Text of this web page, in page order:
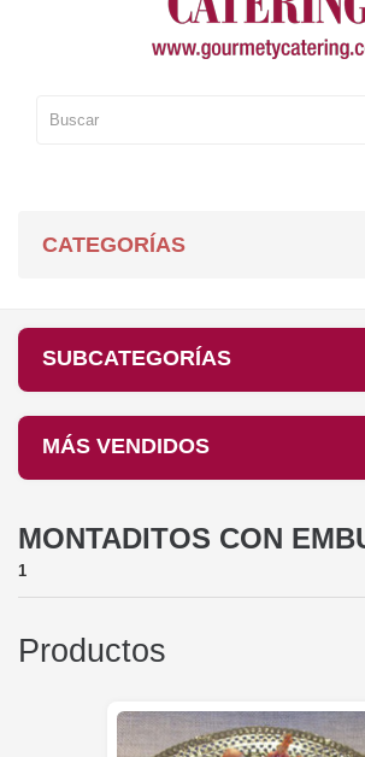
CATEGORÍAS
SUBCATEGORÍAS
MÁS VENDIDOS
MONTADITOS CON
1
Productos